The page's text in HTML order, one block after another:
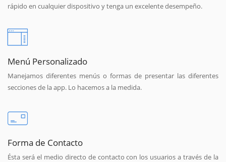
rápido en cualquier dispositivo y tenga un excelente desempeño.
Menú Personalizado
Manejamos diferentes menús o formas de presentar las diferentes
secciones de la app. Lo hacemos a la medida.
Forma de Contacto
Ésta será el medio directo de contacto con los usuarios a través de la